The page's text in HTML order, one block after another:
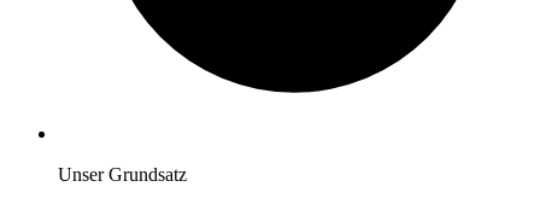
Unser Grundsatz